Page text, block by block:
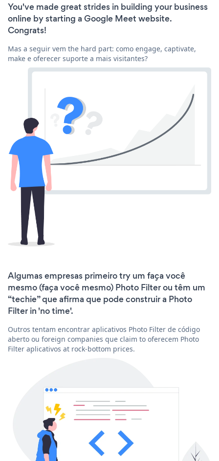
You've made great strides in building your business
online by starting a Google Meet website.
Congrats!
Mas a seguir vem the hard part: como engage, captivate,
make e oferecer suporte a mais visitantes?
Algumas empresas primeiro try um faça você
mesmo (faça você mesmo) Photo Filter ou têm um
“techie” que afirma que pode construir a Photo
Filter in 'no time'.
Outros tentam encontrar aplicativos Photo Filter de código
aberto ou foreign companies que claim to oferecem Photo
Filter aplicativos at rock-bottom prices.